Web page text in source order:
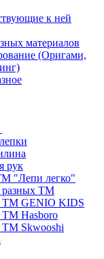
к ней
материалов
(Оригами,
рук
"Лепи легко"
разных ТМ
ТМ GENIO KIDS
ТМ Hasboro
ТМ Skwooshi